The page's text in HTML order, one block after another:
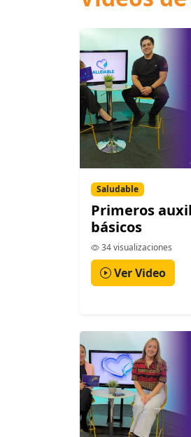
Saludable
Primeros
básicos
34 visualizaciones
Ver Video